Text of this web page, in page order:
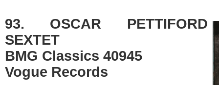
93. OSCAR PETTIFORD
SEXTET
BMG Classics 40945
Vogue Records